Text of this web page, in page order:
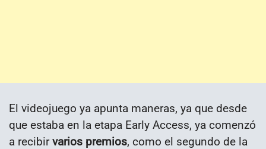
El videojuego ya apunta maneras, ya que desde
que estaba en la etapa Early Access, ya comenzó
a recibirvarios premios, como el segundo de la